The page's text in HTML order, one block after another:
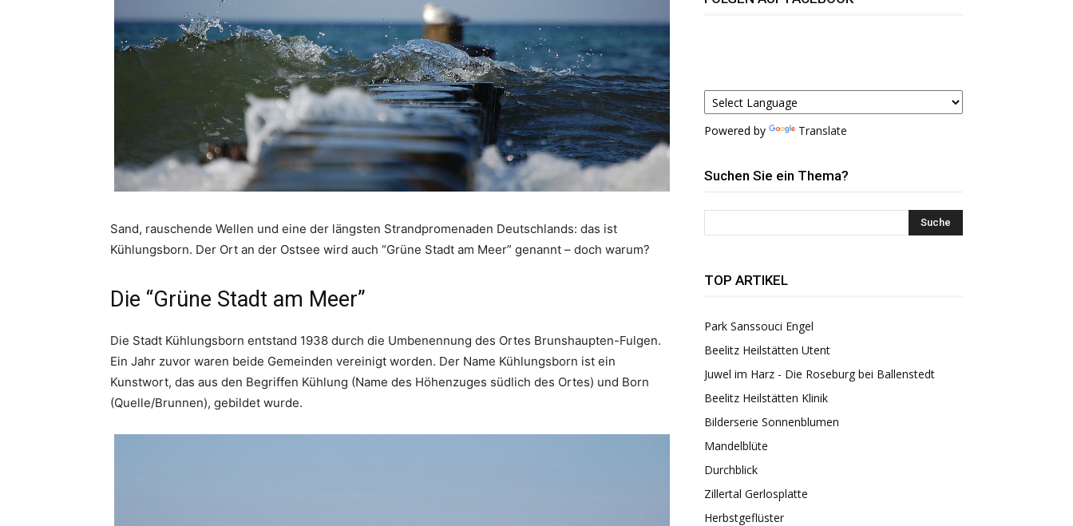
Sand, rauschende Wellen und eine der längsten Strandpromenaden Deutschlands: das ist
Kühlungsborn. Der Ort an der Ostsee wird auch “Grüne Stadt am Meer” genannt – doch warum?
Die “Grüne Stadt am Meer”
Die Stadt Kühlungsborn entstand 1938 durch die Umbenennung des Ortes Brunshaupten-Fulgen.
Ein Jahr zuvor waren beide Gemeinden vereinigt worden. Der Name Kühlungsborn ist ein
Kunstwort, das aus den Begriffen Kühlung (Name des Höhenzuges südlich des Ortes) und Born
(Quelle/Brunnen), gebildet wurde.
Powered by Translate
Suchen Sie ein Thema?
TOP ARTIKEL
Park Sanssouci Engel
Beelitz Heilstätten Utent
Juwel im Harz - Die Roseburg bei Ballenstedt
Beelitz Heilstätten Klinik
Bilderserie Sonnenblumen
Mandelblüte
Durchblick
Zillertal Gerlosplatte
Herbstgeflüster